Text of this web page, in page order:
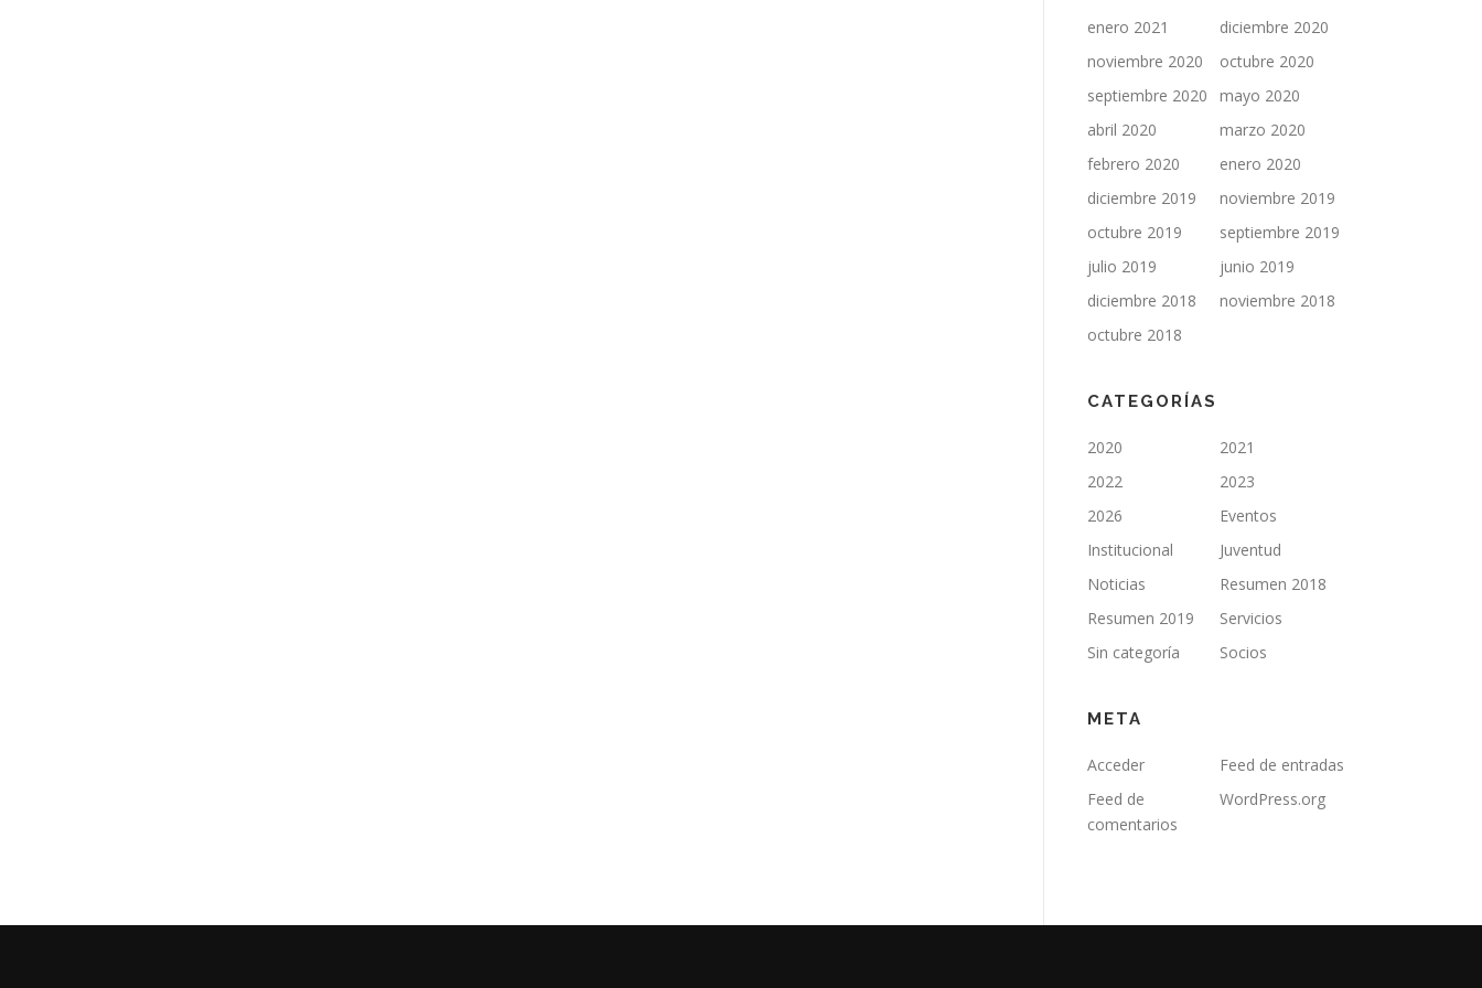
enero 2021
diciembre 2020
noviembre 2020
octubre 2020
septiembre 2020
mayo 2020
abril 2020
marzo 2020
febrero 2020
enero 2020
diciembre 2019
noviembre 2019
octubre 2019
septiembre 2019
julio 2019
junio 2019
diciembre 2018
noviembre 2018
octubre 2018
CATEGORÍAS
2020
2021
2022
2023
2026
Eventos
Institucional
Juventud
Noticias
Resumen 2018
Resumen 2019
Servicios
Sin categoría
Socios
META
Acceder
Feed de entradas
Feed de
comentarios
WordPress.org